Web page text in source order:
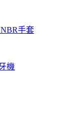
手套
機